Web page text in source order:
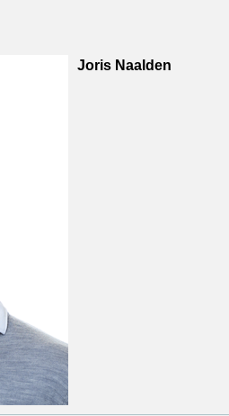
Joris Naalden